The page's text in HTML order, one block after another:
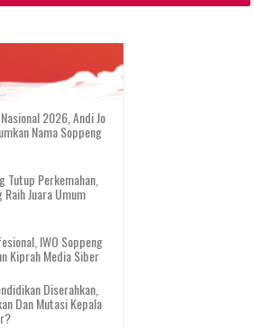
2026, Andi Jo
Nama Soppeng
Tutup Perkemahan,
Raih Juara Umum
IWO Soppeng
Kiprah Media Siber
Diserahkan,
Dan Mutasi Kepala